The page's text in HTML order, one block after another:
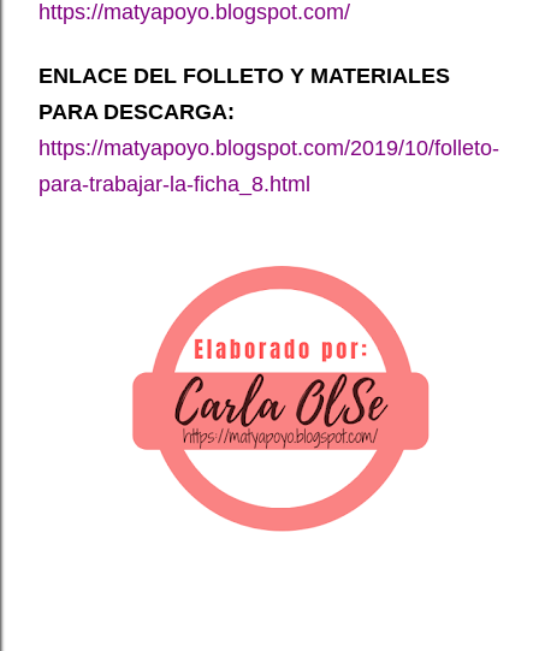
https://matyapoyo.blogspot.com/
ENLACE DEL FOLLETO Y MATERIALES
PARA DESCARGA:
https://matyapoyo.blogspot.com/2019/10/folleto-
para-trabajar-la-ficha_8.html